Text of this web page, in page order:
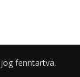
fenntartva.